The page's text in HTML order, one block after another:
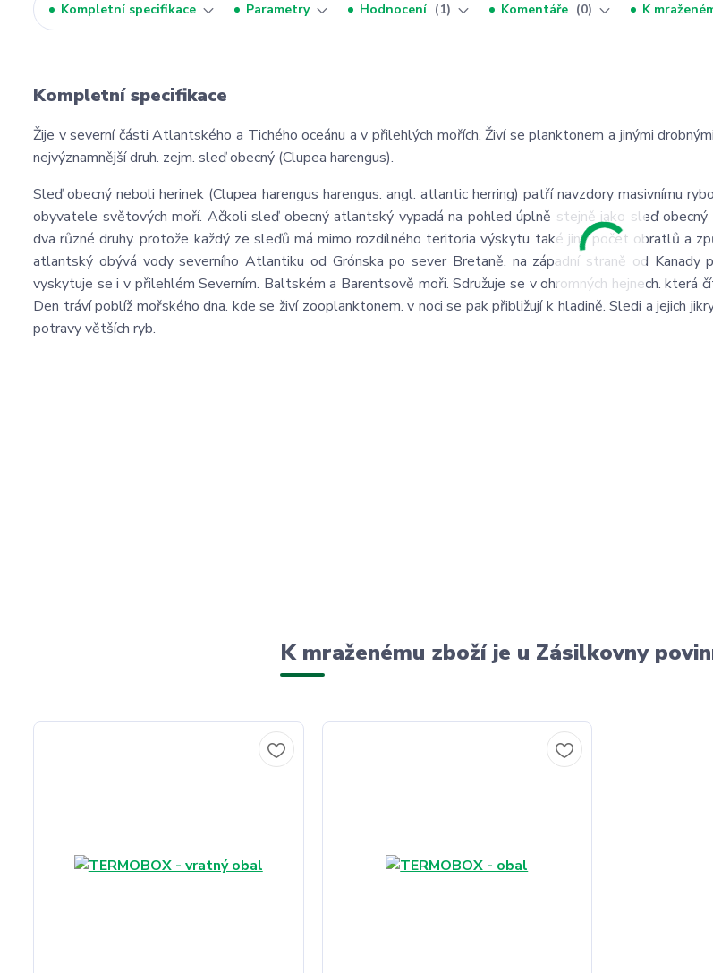
Kompletní specifikace Parametry Hodnocení 1 Komentáře 0 K
Kompletní specifikace
Žije v severní části Atlantského a Tichého oceánu a v přilehlých mořích. Živí se planktonem a jinými
nejvýznamnější druh. zejm. sleď obecný (Clupea harengus).
Sleď obecný neboli herinek (Clupea harengus harengus. angl. atlantic herring) patří navzdory masivnímu
obyvatele světových moří. Ačkoli sleď obecný atlantský vypadá na pohled úplně stejně jako sleď obecný
dva různé druhy. protože každý ze sleďů má mimo rozdílného teritoria výskytu také jiný počet obratlů a
atlantský obývá vody severního Atlantiku od Grónska po sever Bretaně. na západní straně od Kanady
vyskytuje se i v přilehlém Severním. Baltském a Barentsově moři. Sdružuje se v ohromných hejnech. která
Den tráví poblíž mořského dna. kde se živí zooplanktonem. v noci se pak přibližují k hladině. Sledi a jejich
potravy větších ryb.
K mraženému zboží je u Zásilkovny